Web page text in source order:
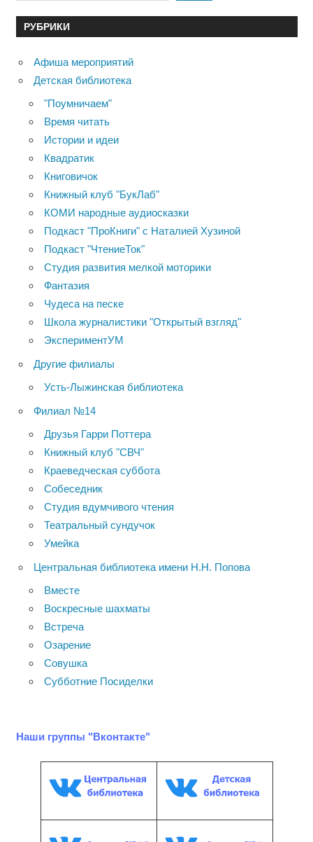
РУБРИКИ
Афиша мероприятий
Детская библиотека
"Поумничаем"
Время читать
Истории и идеи
Квадратик
Книговичок
Книжный клуб "БукЛаб"
КОМИ народные аудиосказки
Подкаст "ПроКниги" с Наталией Хузиной
Подкаст "ЧтениеТок"
Студия развития мелкой моторики
Фантазия
Чудеса на песке
Школа журналистики "Открытый взгляд"
ЭкспериментУМ
Другие филиалы
Усть-Лыжинская библиотека
Филиал №14
Друзья Гарри Поттера
Книжный клуб "СВЧ"
Краеведческая суббота
Собеседник
Студия вдумчивого чтения
Театральный сундучок
Умейка
Центральная библиотека имени Н.Н. Попова
Вместе
Воскресные шахматы
Встреча
Озарение
Совушка
Субботние Посиделки
Наши группы "Вконтакте"